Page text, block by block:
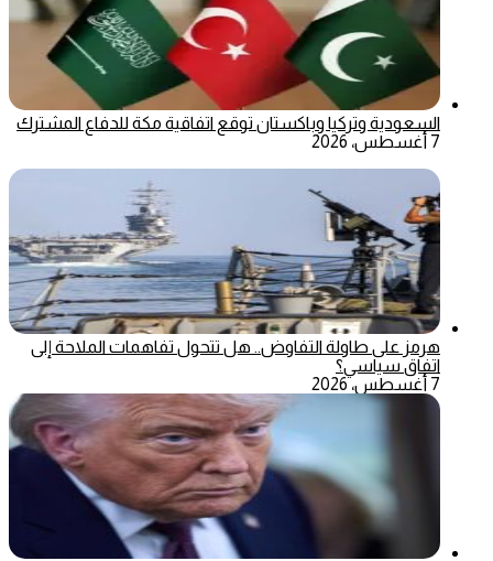
السعودية وتركيا وباكستان توقع اتفاقية مكة للدفاع المشترك
7 أغسطس، 2026
هرمز على طاولة التفاوض.. هل تتحول تفاهمات الملاحة إلى
اتفاق سياسي؟
7 أغسطس، 2026